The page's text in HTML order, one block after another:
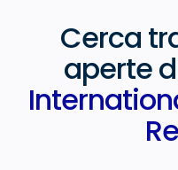
Cerca
aperte